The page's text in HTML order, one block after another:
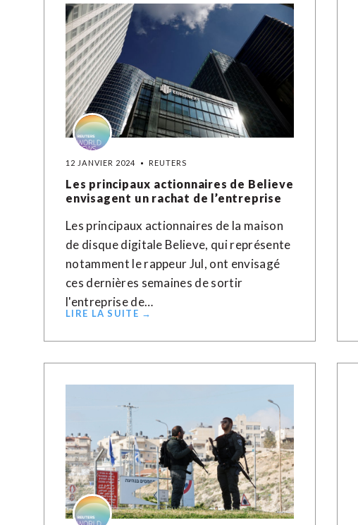
12 JANVIER 2024 REUTERS
Les principaux actionnaires de Believe
envisagent un rachat de l’entreprise
Les principaux actionnaires de la maison
de disque digitale Believe, qui représente
notamment le rappeur Jul, ont envisagé
ces dernières semaines de sortir
l'entreprise de…
LIRE LA SUITE →